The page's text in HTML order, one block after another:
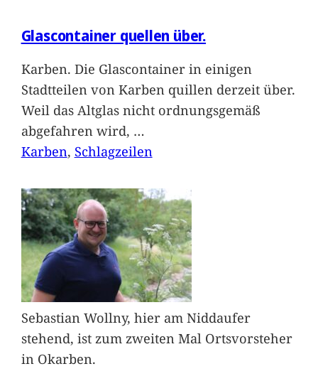
Glascontainer quellen über.
Karben. Die Glascontainer in einigen
Stadtteilen von Karben quillen derzeit über.
Weil das Altglas nicht ordnungsgemäß
abgefahren wird, …
Karben, Schlagzeilen
Sebastian Wollny, hier am Niddaufer
stehend, ist zum zweiten Mal Ortsvorsteher
in Okarben.